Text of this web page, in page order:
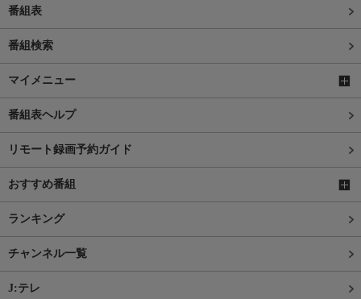
番組表
番組検索
マイメニュー
番組表ヘルプ
リモート録画予約ガイド
おすすめ番組
ランキング
チャンネル一覧
J:テレ